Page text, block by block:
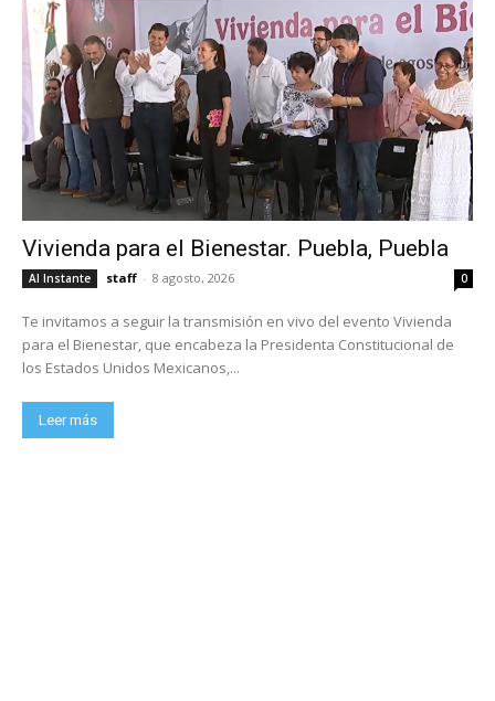
Vivienda para el Bienestar. Puebla, Puebla
Al Instante staff - 8 agosto, 2026 0
Te invitamos a seguir la transmisión en vivo del evento Vivienda
para el Bienestar, que encabeza la Presidenta Constitucional de
los Estados Unidos Mexicanos,...
Leer más